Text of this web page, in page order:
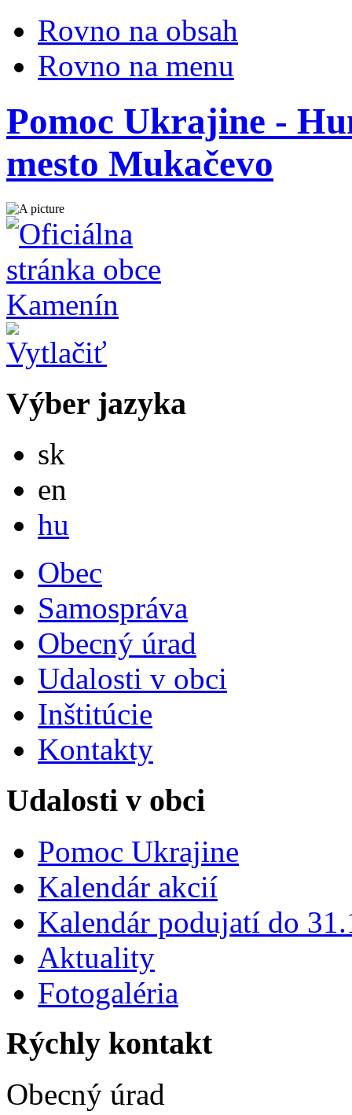
Rovno na obsah
Rovno na menu
Pomoc Ukrajine -
mesto Mukačevo
Výber jazyka
sk
en
hu
Obec
Samospráva
Obecný úrad
Udalosti v obci
Inštitúcie
Kontakty
Udalosti v obci
Pomoc Ukrajine
Kalendár akcií
Kalendár podujatí do
Aktuality
Fotogaléria
Rýchly kontakt
Obecný úrad